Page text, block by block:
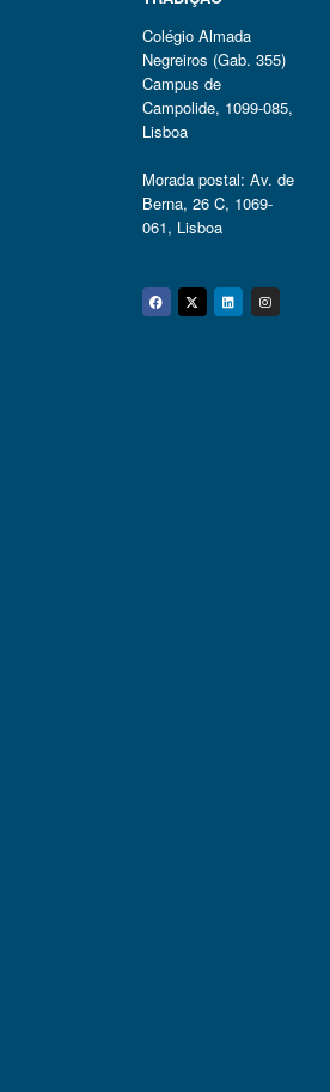
Colégio Almada
Negreiros (Gab. 355)
Campus de
Campolide, 1099-085,
Lisboa
Morada postal: Av. de
Berna, 26 C, 1069-
061, Lisboa
Facebook
Twitter